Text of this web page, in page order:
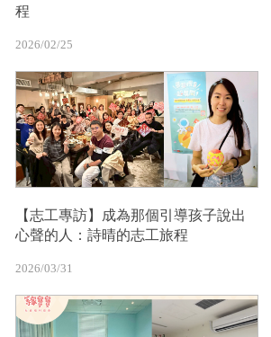
程
2026/02/25
【志工專訪】成為那個引導孩子說出
心聲的人：詩晴的志工旅程
2026/03/31